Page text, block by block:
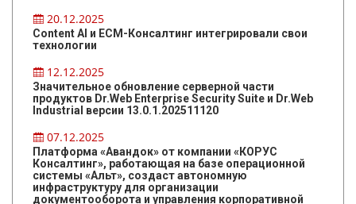
20.12.2025
Content AI и ЕСМ-Консалтинг интегрировали свои
технологии
12.12.2025
Значительное обновление серверной части
продуктов Dr.Web Enterprise Security Suite и Dr.Web
Industrial версии 13.0.1.202511120
07.12.2025
Платформа «Авандок» от компании «КОРУС
Консалтинг», работающая на базе операционной
системы «Альт», создаст автономную
инфраструктуру для организации
документооборота и управления корпоративной